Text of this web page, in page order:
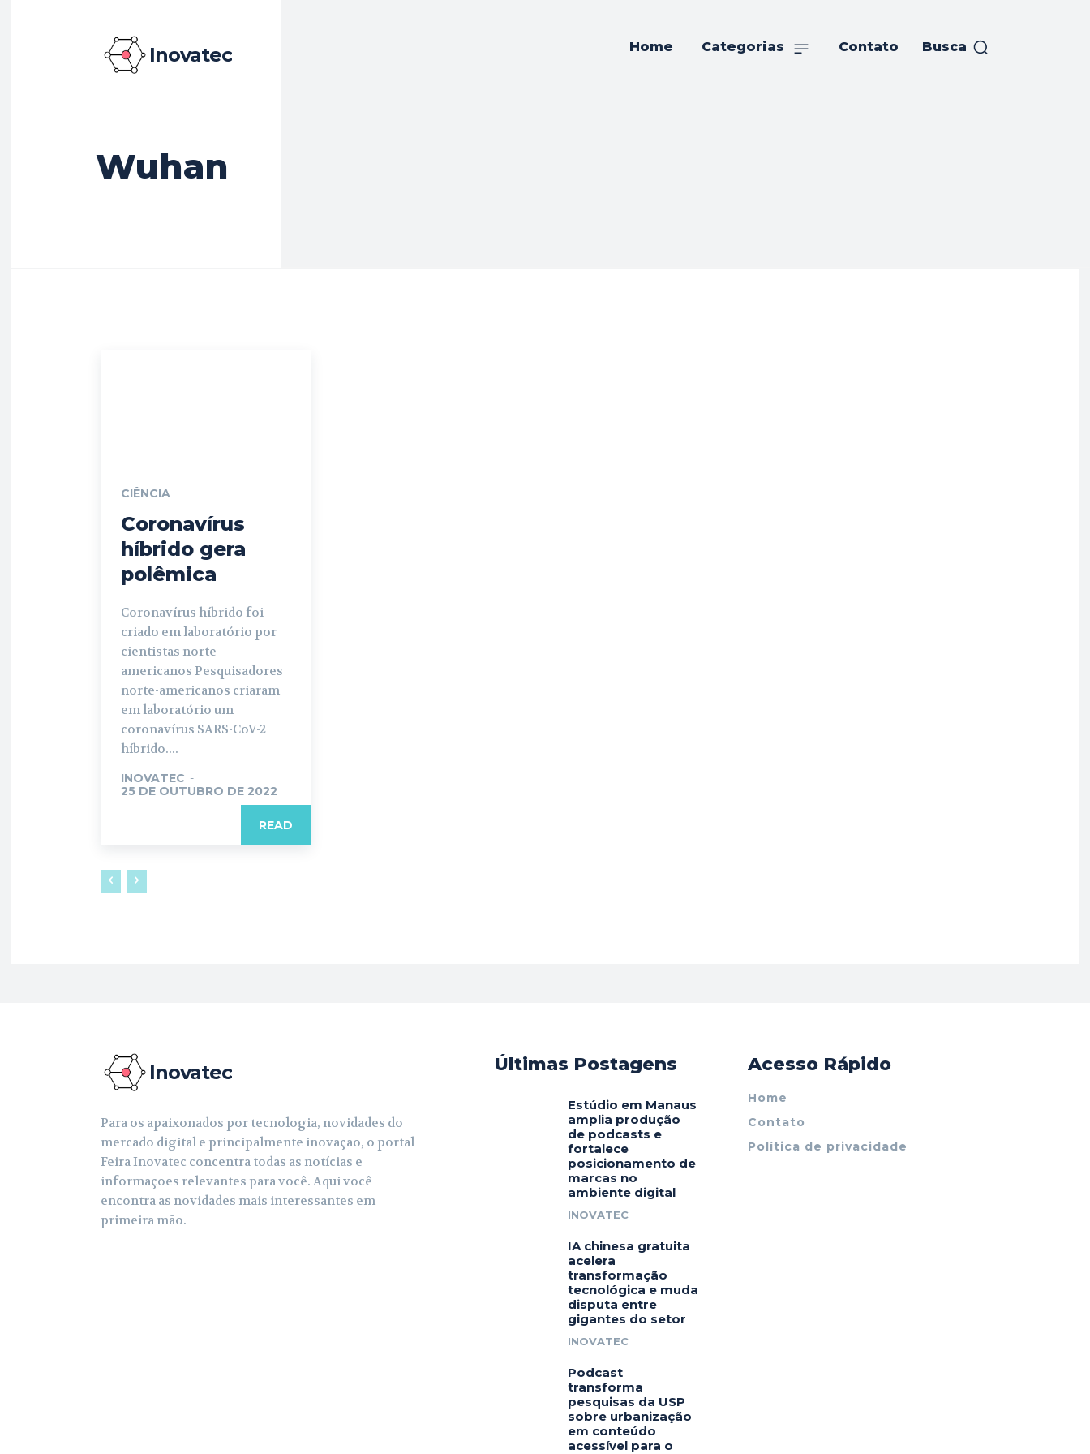
Inovatec Home Categorias Contato Busca
Wuhan
CIÊNCIA
Coronavírus
híbrido gera
polêmica
Coronavírus híbrido foi
criado em laboratório por
cientistas norte-
americanos Pesquisadores
norte-americanos criaram
em laboratório um
coronavírus SARS-CoV-2
híbrido....
INOVATEC -
25 DE OUTUBRO DE 2022
READ
Inovatec
Para os apaixonados por tecnologia, novidades do
mercado digital e principalmente inovação, o portal
Feira Inovatec concentra todas as notícias e
informações relevantes para você. Aqui você
encontra as novidades mais interessantes em
primeira mão.
Últimas Postagens
Estúdio em Manaus
amplia produção
de podcasts e
fortalece
posicionamento de
marcas no
ambiente digital
INOVATEC
IA chinesa gratuita
acelera
transformação
tecnológica e muda
disputa entre
gigantes do setor
INOVATEC
Podcast
transforma
pesquisas da USP
sobre urbanização
em conteúdo
acessível para o
Acesso Rápido
Home
Contato
Política de privacidade